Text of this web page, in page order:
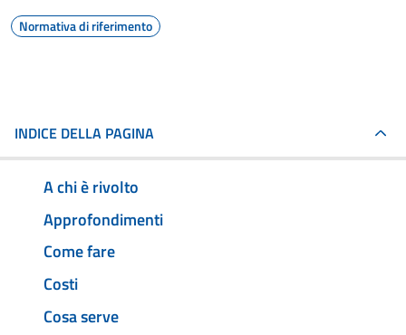
Normativa di riferimento
INDICE DELLA PAGINA
A chi è rivolto
Approfondimenti
Come fare
Costi
Cosa serve